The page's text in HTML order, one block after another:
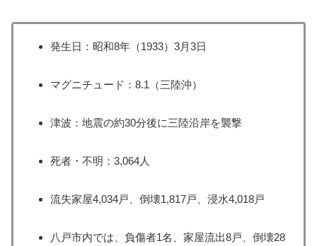
発生日：昭和8年（1933）3月3日
マグニチュード：8.1（三陸沖）
津波：地震の約30分後に三陸沿岸を襲撃
死者・不明：3,064人
流失家屋4,034戸、倒壊1,817戸、浸水4,018戸
八戸市内では、負傷者1名、家屋流出8戸、倒壊28